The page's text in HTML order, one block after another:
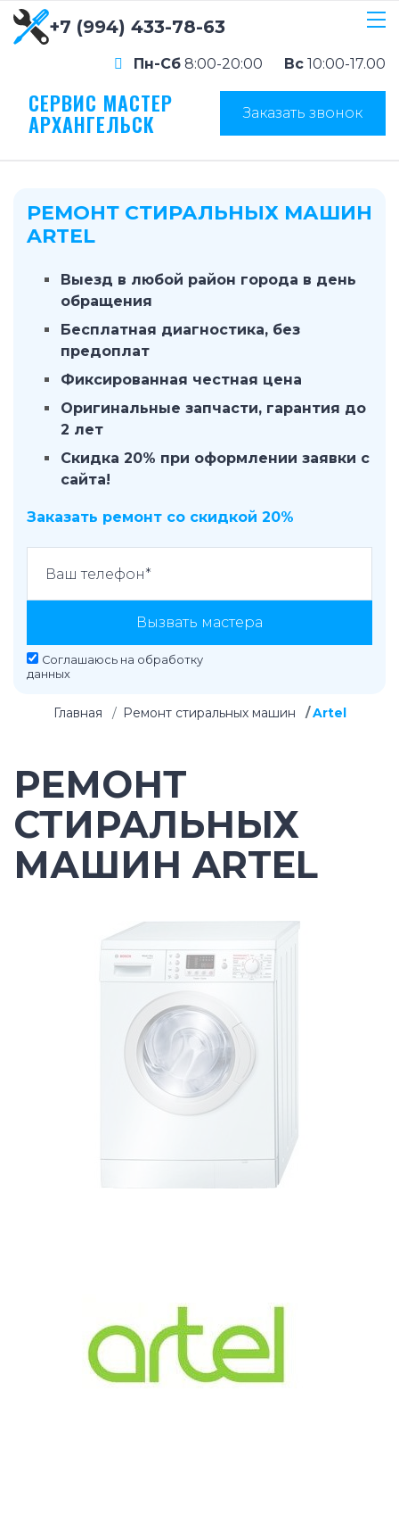
+7 (994) 433-78-63
Пн-Сб 8:00-20:00 Вс 10:00-17.00
СЕРВИС МАСТЕР
АРХАНГЕЛЬСК Заказать звонок
РЕМОНТ СТИРАЛЬНЫХ МАШИН
ARTEL
Выезд в любой район города в день
обращения
Бесплатная диагностика, без
предоплат
Фиксированная честная цена
Оригинальные запчасти, гарантия до
2 лет
Скидка 20% при оформлении заявки с
сайта!
Заказать ремонт со скидкой 20%
Вызвать мастера
Соглашаюсь на обработку
данных
Главная Ремонт стиральных машин Artel
РЕМОНТ
СТИРАЛЬНЫХ
МАШИН ARTEL